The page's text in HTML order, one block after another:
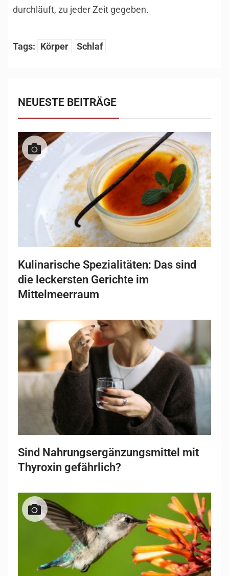
durchläuft, zu jeder Zeit gegeben.
Tags: Körper Schlaf
NEUESTE BEITRÄGE
Kulinarische Spezialitäten: Das sind
die leckersten Gerichte im
Mittelmeerraum
Sind Nahrungsergänzungsmittel mit
Thyroxin gefährlich?